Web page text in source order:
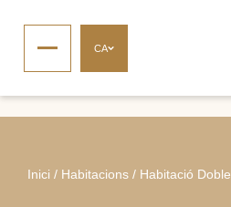
CA
Inici / Habitacions / Habitació Doble